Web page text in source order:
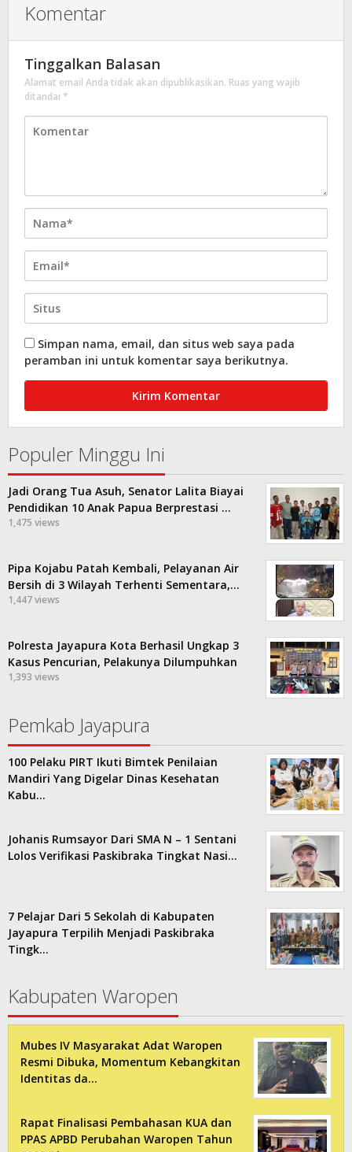
Komentar
Tinggalkan Balasan
Alamat email Anda tidak akan dipublikasikan. Ruas yang wajib
ditandai *
Simpan nama, email, dan situs web saya pada
peramban ini untuk komentar saya berikutnya.
Populer Minggu Ini
Jadi Orang Tua Asuh, Senator Lalita Biayai
Pendidikan 10 Anak Papua Berprestasi …
1,475 views
Pipa Kojabu Patah Kembali, Pelayanan Air
Bersih di 3 Wilayah Terhenti Sementara,…
1,447 views
Polresta Jayapura Kota Berhasil Ungkap 3
Kasus Pencurian, Pelakunya Dilumpuhkan
1,393 views
Pemkab Jayapura
100 Pelaku PIRT Ikuti Bimtek Penilaian
Mandiri Yang Digelar Dinas Kesehatan
Kabu…
Johanis Rumsayor Dari SMA N – 1 Sentani
Lolos Verifikasi Paskibraka Tingkat Nasi…
7 Pelajar Dari 5 Sekolah di Kabupaten
Jayapura Terpilih Menjadi Paskibraka
Tingk…
Kabupaten Waropen
Mubes IV Masyarakat Adat Waropen
Resmi Dibuka, Momentum Kebangkitan
Identitas da…
Rapat Finalisasi Pembahasan KUA dan
PPAS APBD Perubahan Waropen Tahun